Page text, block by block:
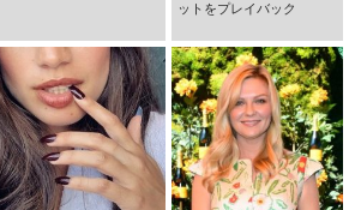
ットをプレイバック